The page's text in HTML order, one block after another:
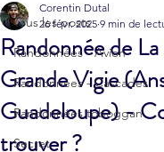
Tous les posts
Randonnées - Avion
Randonnées - Cascades
Randonnées toboggan
Secret
Randonnée de
Grande Vigie
Guadeloupe) -
trouver ?
Corentin Dutal
26 févr. 2025 9 min de